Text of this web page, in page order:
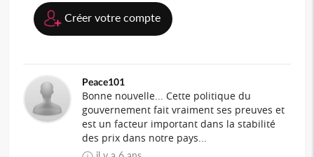
Créer votre compte
Peace101
Bonne nouvelle... Cette politique du
gouvernement fait vraiment ses preuves et
est un facteur important dans la stabilité
des prix dans notre pays...